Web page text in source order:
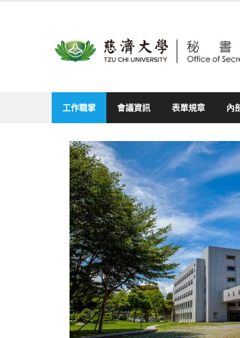
工作職掌 會議資訊 表單規章 內